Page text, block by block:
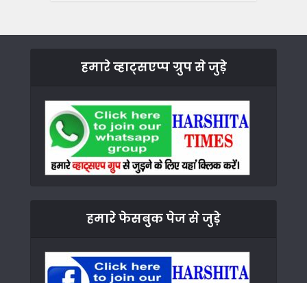
हमारे व्हाट्सएप्प ग्रुप से जुड़े
हमारे फेसबुक पेज से जुड़े